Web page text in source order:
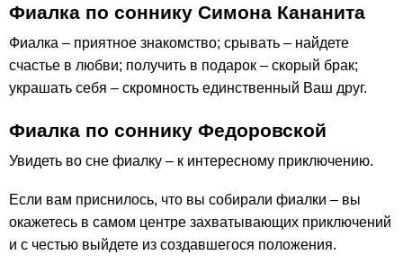
Фиалка по соннику Симона Кананита
Фиалка – приятное знакомство; срывать – найдете
счастье в любви; получить в подарок – скорый брак;
украшать себя – скромность единственный Ваш друг.
Фиалка по соннику Федоровской
Увидеть во сне фиалку – к интересному приключению.
Если вам приснилось, что вы собирали фиалки – вы
окажетесь в самом центре захватывающих приключений
и с честью выйдете из создавшегося положения.